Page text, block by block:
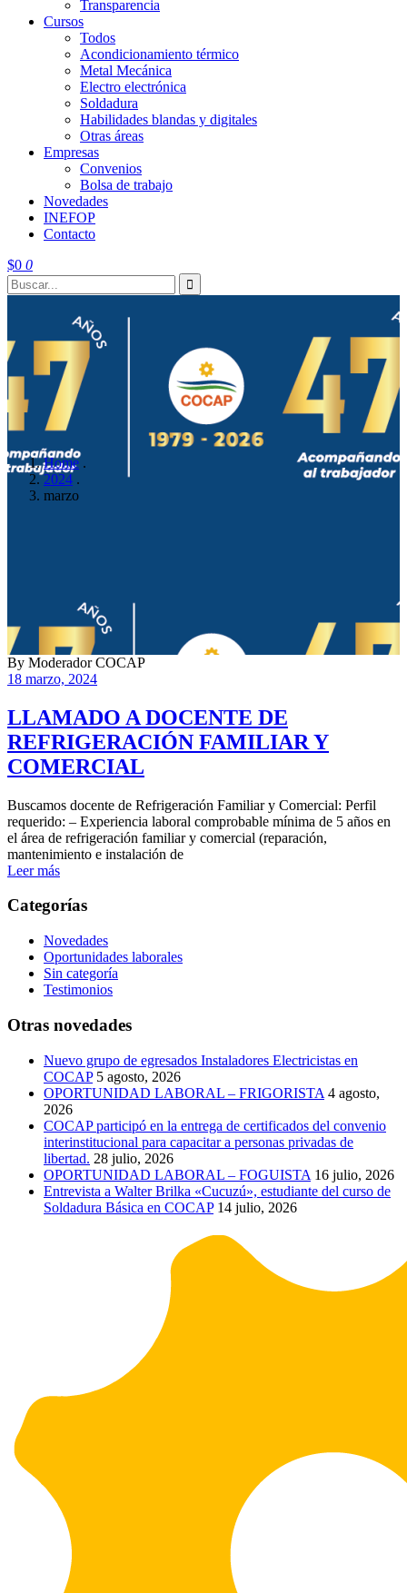
Transparencia
Cursos
Todos
Acondicionamiento térmico
Metal Mecánica
Electro electrónica
Soldadura
Habilidades blandas y digitales
Otras áreas
Empresas
Convenios
Bolsa de trabajo
Novedades
INEFOP
Contacto
$0 0
Home.
2024 .
marzo
By Moderador COCAP
18 marzo, 2024
LLAMADO A DOCENTE DE
REFRIGERACIÓN FAMILIAR Y
COMERCIAL
Buscamos docente de Refrigeración Familiar y Comercial: Perfil
requerido: – Experiencia laboral comprobable mínima de 5 años en
el área de refrigeración familiar y comercial (reparación,
mantenimiento e instalación de
Leer más
Categorías
Novedades
Oportunidades laborales
Sin categoría
Testimonios
Otras novedades
Nuevo grupo de egresados Instaladores Electricistas en
COCAP 5 agosto, 2026
OPORTUNIDAD LABORAL – FRIGORISTA 4 agosto,
2026
COCAP participó en la entrega de certificados del convenio
interinstitucional para capacitar a personas privadas de
libertad. 28 julio, 2026
OPORTUNIDAD LABORAL – FOGUISTA 16 julio, 2026
Entrevista a Walter Brilka «Cucuzú», estudiante del curso de
Soldadura Básica en COCAP 14 julio, 2026